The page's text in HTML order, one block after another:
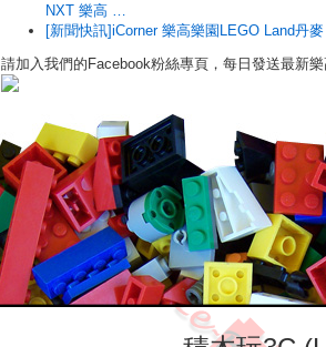
NXT 樂高 …
[新聞快訊]iCorner 樂高樂園LEGO Land丹
請加入我們的Facebook粉絲專頁，每日發送最新